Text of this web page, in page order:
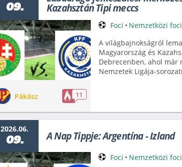
09. Kazahsztán Tipi meccs
Pákász 11
Foci • Nemzetközi foci
A világbajnokságról
Magyarország és
Debrecenben, ahol már
Nemzetek Ligája-
2026.06.
09. A Nap Tippje: Argentína - Izland
Foci • Nemzetközi foci